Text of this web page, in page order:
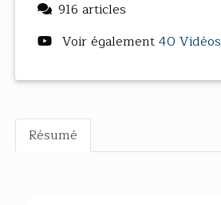
916 articles
Voir également40 Vidéos
Résumé